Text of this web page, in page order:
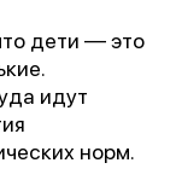
дети — это
идут
норм.